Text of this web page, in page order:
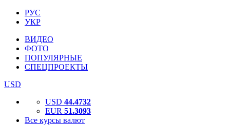
РУС
УКР
ВИДЕО
ФОТО
ПОПУЛЯРНЫЕ
СПЕЦПРОЕКТЫ
USD
USD 44.4732
EUR 51.3093
Все курсы валют